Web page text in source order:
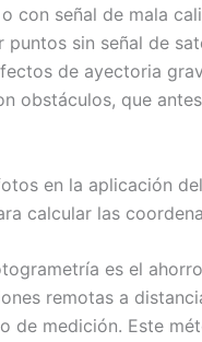
con señal de mala
puntos sin señal de
de ayectoria
obstáculos, que
en la aplicación
calcular las
es el
remotas a
de medición. Este